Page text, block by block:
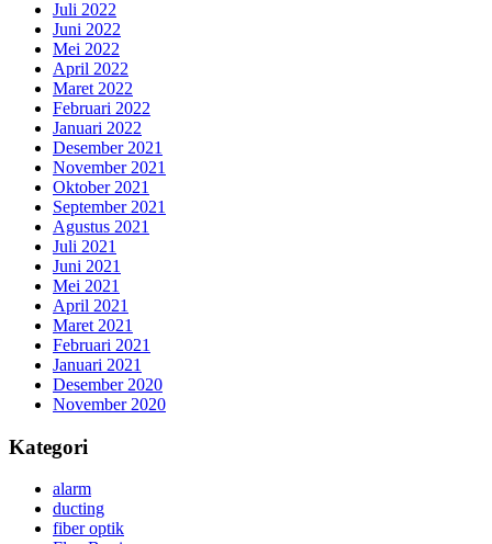
Juli 2022
Juni 2022
Mei 2022
April 2022
Maret 2022
Februari 2022
Januari 2022
Desember 2021
November 2021
Oktober 2021
September 2021
Agustus 2021
Juli 2021
Juni 2021
Mei 2021
April 2021
Maret 2021
Februari 2021
Januari 2021
Desember 2020
November 2020
Kategori
alarm
ducting
fiber optik